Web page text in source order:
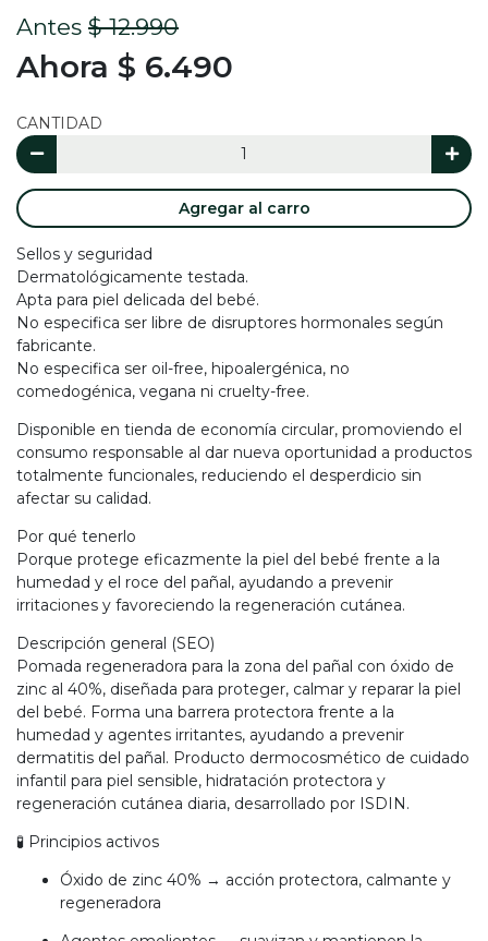
Antes $ 12.990
Ahora $ 6.490
CANTIDAD
Agregar al carro
Sellos y seguridad
Dermatológicamente testada.
Apta para piel delicada del bebé.
No especifica ser libre de disruptores hormonales según
fabricante.
No especifica ser oil-free, hipoalergénica, no
comedogénica, vegana ni cruelty-free.
Disponible en tienda de economía circular, promoviendo el
consumo responsable al dar nueva oportunidad a productos
totalmente funcionales, reduciendo el desperdicio sin
afectar su calidad.
Por qué tenerlo
Porque protege eficazmente la piel del bebé frente a la
humedad y el roce del pañal, ayudando a prevenir
irritaciones y favoreciendo la regeneración cutánea.
Descripción general (SEO)
Pomada regeneradora para la zona del pañal con óxido de
zinc al 40%, diseñada para proteger, calmar y reparar la piel
del bebé. Forma una barrera protectora frente a la
humedad y agentes irritantes, ayudando a prevenir
dermatitis del pañal. Producto dermocosmético de cuidado
infantil para piel sensible, hidratación protectora y
regeneración cutánea diaria, desarrollado por ISDIN.
🧪 Principios activos
Óxido de zinc 40% → acción protectora, calmante y
regeneradora